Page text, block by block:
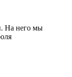
На него мы